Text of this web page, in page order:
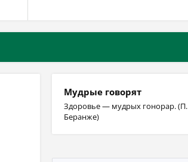
Мудрые говорят
Здоровье — мудрых гонорар. (П.
Беранже)